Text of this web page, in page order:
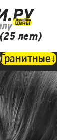
лет)
Гранитные↓